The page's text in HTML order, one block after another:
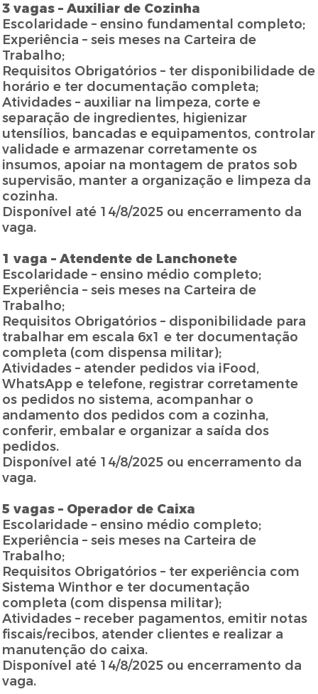
3 vagas – Auxiliar de Cozinha
Escolaridade – ensino fundamental completo;
Experiência – seis meses na Carteira de
Trabalho;
Requisitos Obrigatórios – ter disponibilidade de
horário e ter documentação completa;
Atividades – auxiliar na limpeza, corte e
separação de ingredientes, higienizar
utensílios, bancadas e equipamentos, controlar
validade e armazenar corretamente os
insumos, apoiar na montagem de pratos sob
supervisão, manter a organização e limpeza da
cozinha.
Disponível até 14/8/2025 ou encerramento da
vaga.
1 vaga – Atendente de Lanchonete
Escolaridade – ensino médio completo;
Experiência – seis meses na Carteira de
Trabalho;
Requisitos Obrigatórios – disponibilidade para
trabalhar em escala 6x1 e ter documentação
completa (com dispensa militar);
Atividades – atender pedidos via iFood,
WhatsApp e telefone, registrar corretamente
os pedidos no sistema, acompanhar o
andamento dos pedidos com a cozinha,
conferir, embalar e organizar a saída dos
pedidos.
Disponível até 14/8/2025 ou encerramento da
vaga.
5 vagas – Operador de Caixa
Escolaridade – ensino médio completo;
Experiência – seis meses na Carteira de
Trabalho;
Requisitos Obrigatórios – ter experiência com
Sistema Winthor e ter documentação
completa (com dispensa militar);
Atividades – receber pagamentos, emitir notas
fiscais/recibos, atender clientes e realizar a
manutenção do caixa.
Disponível até 14/8/2025 ou encerramento da
vaga.